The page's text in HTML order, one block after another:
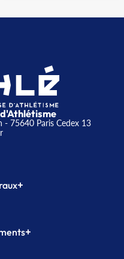
- 75640 Paris Cedex 13
+
+